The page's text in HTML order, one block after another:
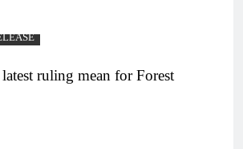
ruling mean for Forest